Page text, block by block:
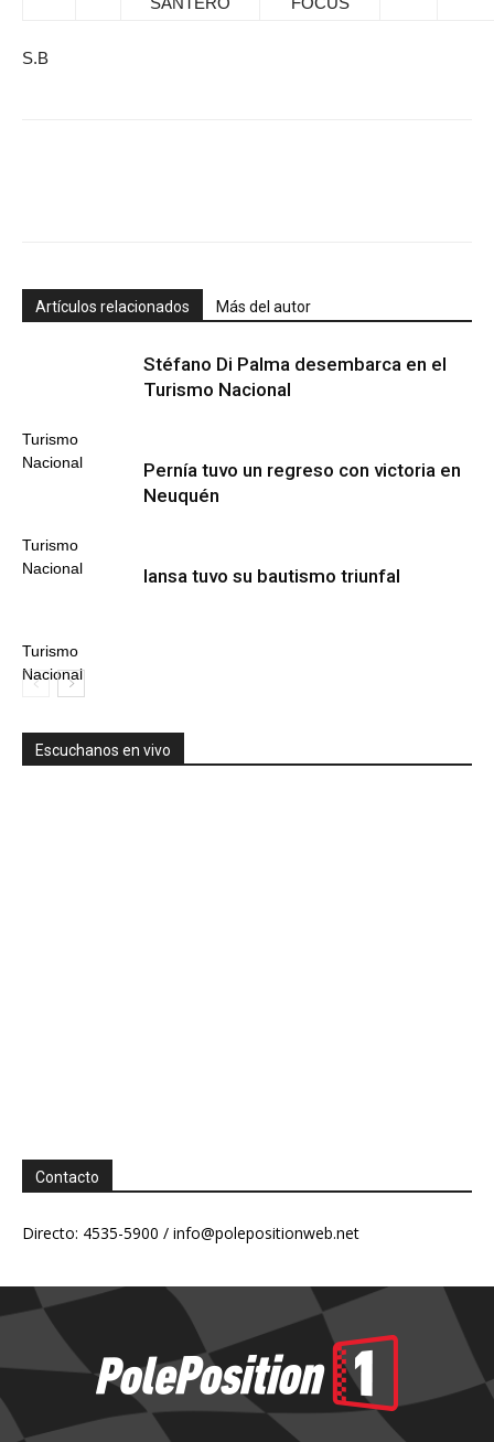
S.B
Artículos relacionados Más del autor
Turismo
Nacional
Stéfano Di Palma desembarca en el
Turismo Nacional
Turismo
Nacional
Pernía tuvo un regreso con victoria en
Neuquén
Turismo
Nacional
Iansa tuvo su bautismo triunfal
Escuchanos en vivo
Contacto
Directo: 4535-5900 / info@polepositionweb.net